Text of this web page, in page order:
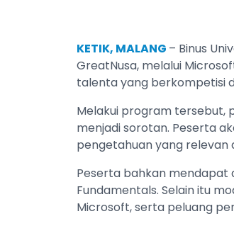
KETIK, MALANG – Binus
GreatNusa, melalui
talenta yang berkompetisi
Melakui program tersebut,
menjadi sorotan. Peserta
pengetahuan yang relevan
Peserta bahkan mendapat
Fundamentals. Selain itu
Microsoft, serta peluang